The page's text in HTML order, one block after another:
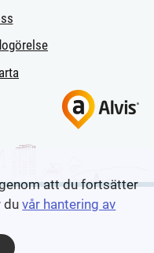
att du fortsätter
duvår hantering av